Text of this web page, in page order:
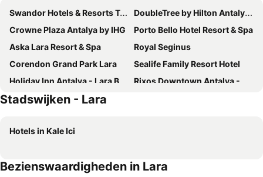
Swandor Hotels & Resorts Topkapi Palace
DoubleTree by Hilton Antalya City Centre
Crowne Plaza Antalya by IHG
Porto Bello Hotel Resort & Spa
Aska Lara Resort & Spa
Royal Seginus
Corendon Grand Park Lara
Sealife Family Resort Hotel
Holiday Inn Antalya - Lara By Ihg
Rixos Downtown Antalya - The Land Of Legends Access
Ramada Plaza Antalya
Cullinan Belek
Royal Holiday Palace
Nirvana Cosmopolitan
Stadswijken - Lara
Hotels in Kale Ici
Bezienswaardigheden in Lara